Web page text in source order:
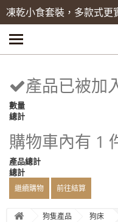
凍乾小食套裝，多款式更
產品已被加
數量
總計
購物車內有 1
產品總計
總計
繼續購物 前往結算
狗隻產品 狗床